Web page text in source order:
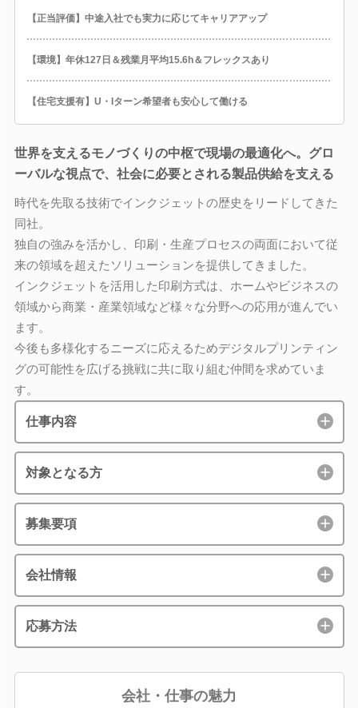
【正当評価】中途入社でも実力に応じてキャリアアップ
【環境】年休127日＆残業月平均15.6h＆フレックスあり
【住宅支援有】U・Iターン希望者も安心して働ける
世界を支えるモノづくりの中枢で現場の最適化へ。グロ
ーバルな視点で、社会に必要とされる製品供給を支える
時代を先取る技術でインクジェットの歴史をリードしてきた
同社。
独自の強みを活かし、印刷・生産プロセスの両面において従
来の領域を超えたソリューションを提供してきました。
インクジェットを活用した印刷方式は、ホームやビジネスの
領域から商業・産業領域など様々な分野への応用が進んでい
ます。
今後も多様化するニーズに応えるためデジタルプリンティン
グの可能性を広げる挑戦に共に取り組む仲間を求めていま
す。
仕事内容
対象となる方
募集要項
会社情報
応募方法
会社・仕事の魅力